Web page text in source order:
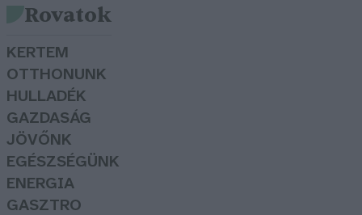
Rovatok
KERTEM
OTTHONUNK
HULLADÉK
GAZDASÁG
JÖVŐNK
EGÉSZSÉGÜNK
ENERGIA
GASZTRO